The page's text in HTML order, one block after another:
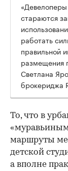
стараются
работать
правильной
размещения
Светлана
брокериджа
То, что в
маршруты
детской
а вполне